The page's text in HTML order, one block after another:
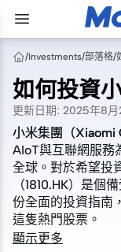
/Investments/部落格/
如何投資
更新日期: 2025年8月
小米集團（Xiaomi
AIoT與互聯網服務
全球。對於希望投
（1810.HK）是個
份全面的投資指南
這隻熱門股票。
小米集團（Xiaomi
AIoT與互聯網服務
全球。對於希望投
（1810.HK）是個
份全面的投資指南
這隻熱門股票。
顯示更多